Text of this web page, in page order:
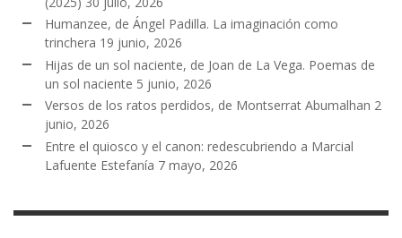
Humanzee, de Ángel Padilla. La imaginación como
trinchera 19 junio, 2026
Hijas de un sol naciente, de Joan de La Vega. Poemas de
un sol naciente 5 junio, 2026
Versos de los ratos perdidos, de Montserrat Abumalhan 2
junio, 2026
Entre el quiosco y el canon: redescubriendo a Marcial
Lafuente Estefanía 7 mayo, 2026